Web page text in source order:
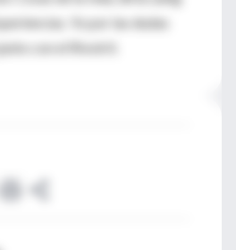
Yo por las dudas
con el Rivotril.